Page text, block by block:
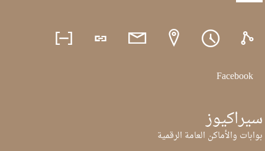
Facebook
سيراكيوز
بوابات والأماكن العامة الرقمية